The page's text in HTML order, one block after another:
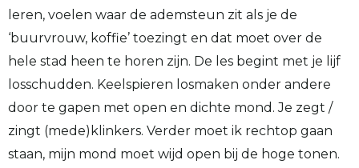
leren, voelen waar de ademsteun zit als je de
‘buurvrouw, koffie’ toezingt en dat moet over de
hele stad heen te horen zijn. De les begint met je lijf
losschudden. Keelspieren losmaken onder andere
door te gapen met open en dichte mond. Je zegt /
zingt (mede)klinkers. Verder moet ik rechtop gaan
staan, mijn mond moet wijd open bij de hoge tonen.